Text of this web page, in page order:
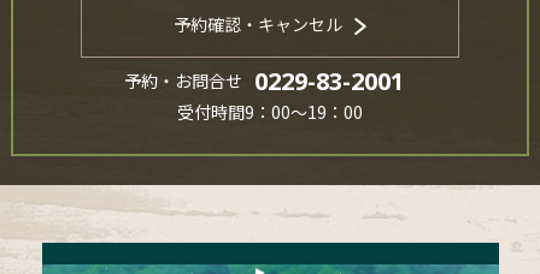
予約確認・キャンセル
予約・お問合せ 0229-83-2001
受付時間9：00～19：00